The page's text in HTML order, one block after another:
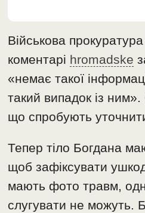
Військова
коментарі hromadske
«немає такої
такий випадок із
що спробують
Тепер тіло Богдана
щоб зафіксувати
мають фото травм,
слугувати не можуть.